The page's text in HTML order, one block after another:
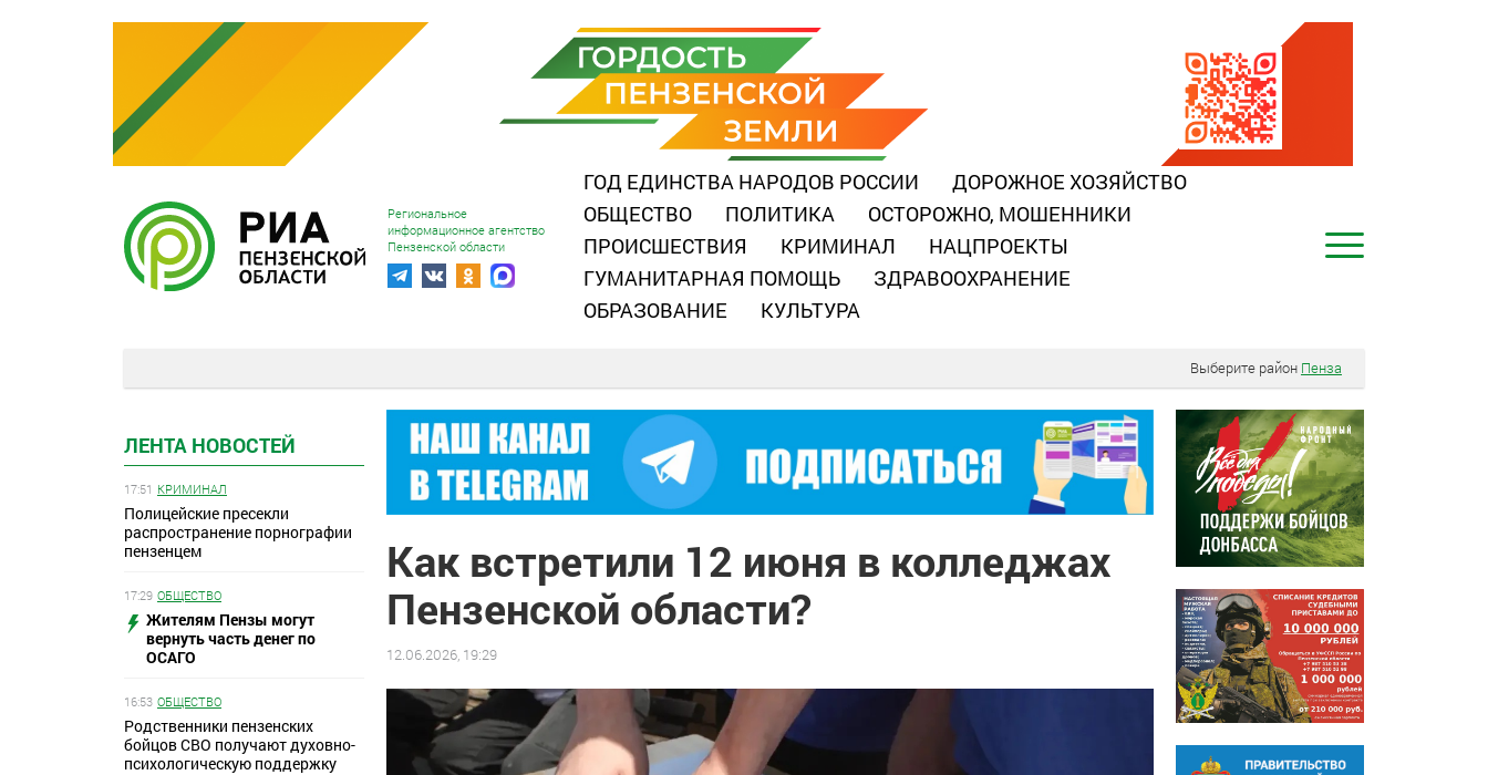
Региональное
информационное агентство
Пензенской области
ГОД ЕДИНСТВА НАРОДОВ РОССИИ
ДОРОЖНОЕ ХОЗЯЙСТВО
ОБЩЕСТВО
ПОЛИТИКА
ОСТОРОЖНО, МОШЕННИКИ
ПРОИСШЕСТВИЯ
КРИМИНАЛ
НАЦПРОЕКТЫ
ГУМАНИТАРНАЯ ПОМОЩЬ
ЗДРАВООХРАНЕНИЕ
ОБРАЗОВАНИЕ
КУЛЬТУРА
Выберите район Пенза
ЛЕНТА НОВОСТЕЙ
17:51 КРИМИНАЛ
Полицейские пресекли
распространение порнографии
пензенцем
17:29 ОБЩЕСТВО
Жителям Пензы могут
вернуть часть денег по
ОСАГО
16:53 ОБЩЕСТВО
Родственники пензенских
бойцов СВО получают духовно-
психологическую поддержку
Как встретили 12 июня в колледжах
Пензенской области?
12.06.2026, 19:29